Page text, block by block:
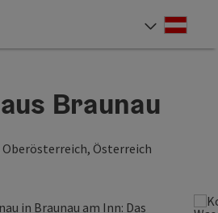
Braunau
Oberösterreich, Österreich